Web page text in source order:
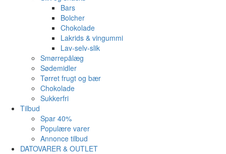
Bars
Bolcher
Chokolade
Lakrids & vingummi
Lav-selv-slik
Smørrepålæg
Sødemidler
Tørret frugt og bær
Chokolade
Sukkerfri
Tilbud
Spar 40%
Populære varer
Annonce tilbud
DATOVARER & OUTLET